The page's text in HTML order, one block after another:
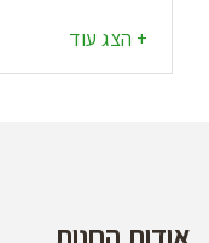
רבים בארץ וחברות